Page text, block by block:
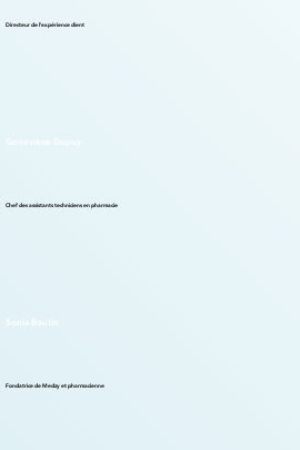
Directeur de l'expérience client
Geneviève Dupuy
Chef des assistants techniciens en pharmacie
Sonia Boutin
Fondatrice de Medzy et pharmacienne